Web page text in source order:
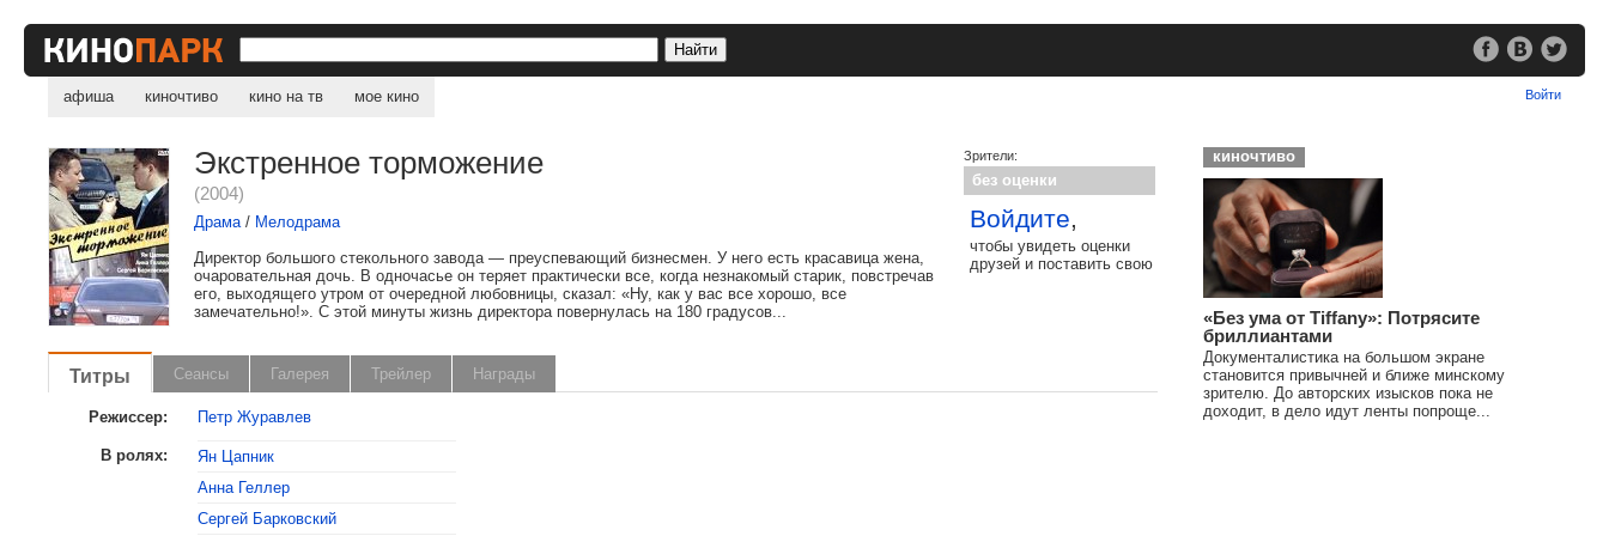
афиша киночтиво кино на тв мое кино Войти
Экстренное торможение
(2004)
Драма/ Мелодрама
Директор большого стекольного завода — преуспевающий бизнесмен. У него есть красавица жена,
очаровательная дочь. В одночасье он теряет практически все, когда незнакомый старик, повстречав
его, выходящего утром от очередной любовницы, сказал: «Ну, как у вас все хорошо, все
замечательно!». С этой минуты жизнь директора повернулась на 180 градусов...
Зрители:
без оценки
Войдите,
чтобы увидеть оценки
друзей и поставить свою
Титры Сеансы Галерея Трейлер Награды
Режиссер: Петр Журавлев
В ролях:
Ян Цапник
Анна Геллер
Сергей Барковский
киночтиво
«Без ума от Tiffany»: Потрясите
бриллиантами
Документалистика на большом экране
становится привычней и ближе минскому
зрителю. До авторских изысков пока не
доходит, в дело идут ленты попроще...